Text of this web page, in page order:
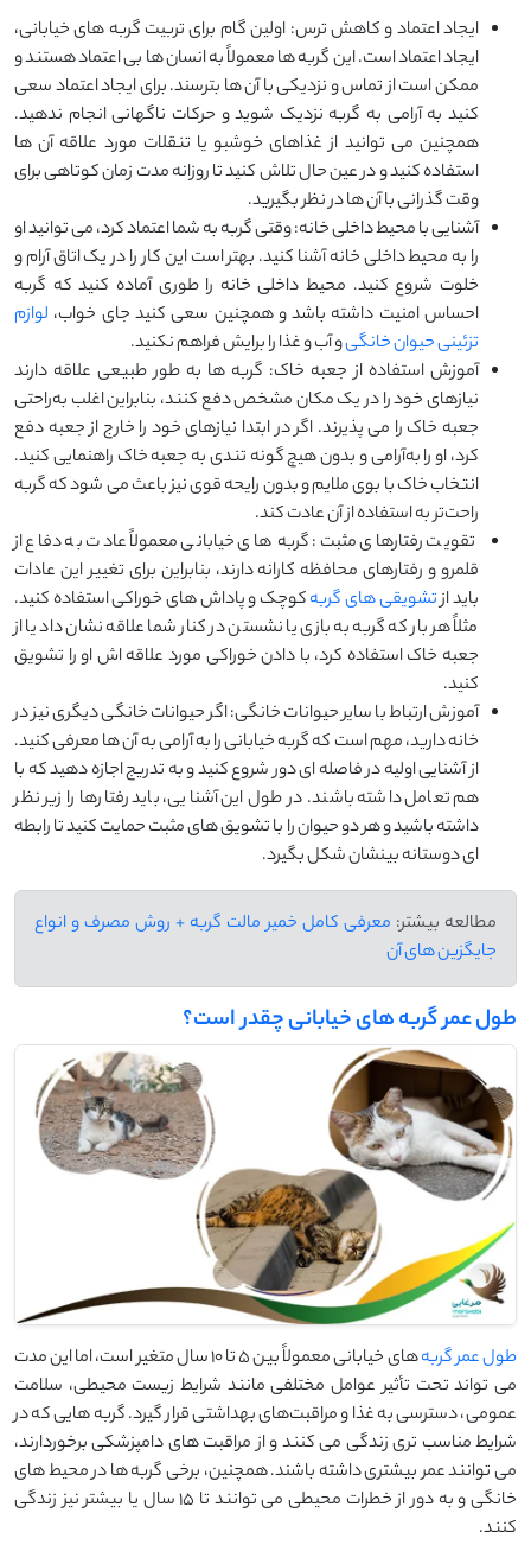
ایجاد اعتماد و کاهش ترس: اولین گام برای تربیت گربه ‌های خیابانی،
ایجاد اعتماد است. این گربه‌ ها معمولاً به انسان‌ ها بی ‌اعتماد هستند و
ممکن است از تماس و نزدیکی با آن ‌ها بترسند. برای ایجاد اعتماد سعی
کنید به آرامی به گربه نزدیک شوید و حرکات ناگهانی انجام ندهید.
همچنین می توانید از غذاهای خوشبو یا تنقلات مورد علاقه آن ها
استفاده کنید و در عین حال تلاش کنید تا روزانه مدت زمان کوتاهی برای
وقت گذرانی با آن ها در نظر بگیرید.
آشنایی با محیط داخلی خانه: وقتی گربه به شما اعتماد کرد، می ‌توانید او
را به محیط داخلی خانه آشنا کنید. بهتر است این کار را در یک اتاق آرام و
خلوت شروع کنید. محیط داخلی خانه را طوری آماده کنید که گربه
احساس امنیت داشته باشد و همچنین سعی کنید جای خواب، لوازم
تزئینی حیوان خانگیو آب و غذا را برایش فراهم نکنید.
آموزش استفاده از جعبه خاک: گربه‌ ها به‌ طور طبیعی علاقه دارند
نیازهای خود را در یک مکان مشخص دفع کنند، بنابراین اغلب به‌راحتی
جعبه خاک را می‌ پذیرند. اگر در ابتدا نیازهای خود را خارج از جعبه دفع
کرد، او را به‌آرامی و بدون هیچ گونه تندی به جعبه خاک راهنمایی کنید.
انتخاب خاک با بوی ملایم و بدون رایحه قوی نیز باعث می ‌شود که گربه
راحت‌تر به استفاده از آن عادت کند.
تقویت رفتارهای مثبت: گربه‌ های خیابانی معمولاً عادت به دفاع از
قلمرو و رفتارهای محافظه‌ کارانه دارند، بنابراین برای تغییر این عادات
باید ازتشویقی ‌های گربهکوچک و پاداش ‌های خوراکی استفاده کنید.
مثلاً هر بار که گربه به بازی یا نشستن در کنار شما علاقه نشان داد یا از
جعبه خاک استفاده کرد، با دادن خوراکی مورد علاقه ‌اش او را تشویق
کنید.
آموزش ارتباط با سایر حیوانات خانگی: اگر حیوانات خانگی دیگری نیز در
خانه دارید، مهم است که گربه خیابانی را به ‌آرامی به آن ‌ها معرفی کنید.
از آشنایی اولیه در فاصله ‌ای دور شروع کنید و به ‌تدریج اجازه دهید که با
هم تعامل داشته باشند. در طول این آشنایی، باید رفتارها را زیر نظر
داشته باشید و هر دو حیوان را با تشویق ‌های مثبت حمایت کنید تا رابطه
‌ای دوستانه بینشان شکل بگیرد.
مطالعه بیشتر: معرفی کامل خمیر مالت گربه + روش مصرف و انواع
جایگزین های آن
طول عمر گربه های خیابانی چقدر است؟
طول عمر گربه
‌های خیابانی معمولاً بین ۵ تا ۱۰ سال متغیر است، اما این مدت
می‌ تواند تحت تأثیر عوامل مختلفی مانند شرایط زیست ‌محیطی، سلامت
عمومی، دسترسی به غذا و مراقبت‌های بهداشتی قرار گیرد. گربه‌ هایی که در
شرایط مناسب‌ تری زندگی می‌ کنند و از مراقبت ‌های دامپزشکی برخوردارند،
می‌ توانند عمر بیشتری داشته باشند. همچنین، برخی گربه ‌ها در محیط‌ های
خانگی و به‌ دور از خطرات محیطی می ‌توانند تا ۱۵ سال یا بیشتر نیز زندگی
کنند.